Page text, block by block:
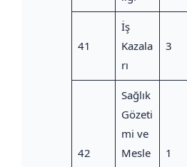
41
İş
Kazala
rı
3
42
Sağlık
Gözeti
mi ve
Mesle
1